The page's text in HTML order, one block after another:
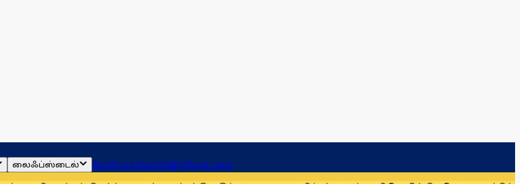
லைஃப்ஸ்டைல் ஜோதிடம்தமிழ்நாடுஇந்தியாஉலகம்